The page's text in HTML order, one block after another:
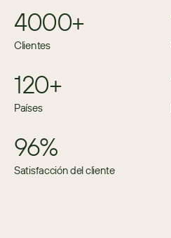
4000+
Clientes
120+
Países
96%
Satisfacción del cliente